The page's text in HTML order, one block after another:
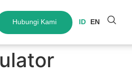
Hubungi Kami ID EN